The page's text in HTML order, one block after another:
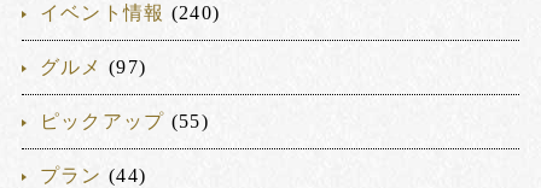
イベント情報 (240)
グルメ (97)
ピックアップ (55)
プラン (44)